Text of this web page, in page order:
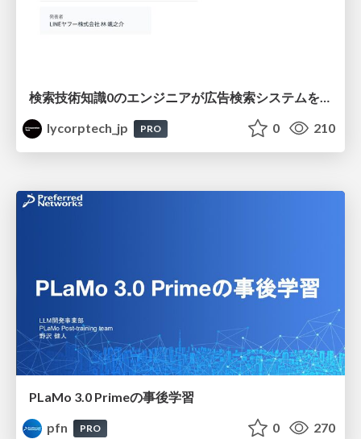
lycorptech_jp
PRO 0 210
PLaMo 3.0 Primeの事後学習
pfn
PRO 0 270